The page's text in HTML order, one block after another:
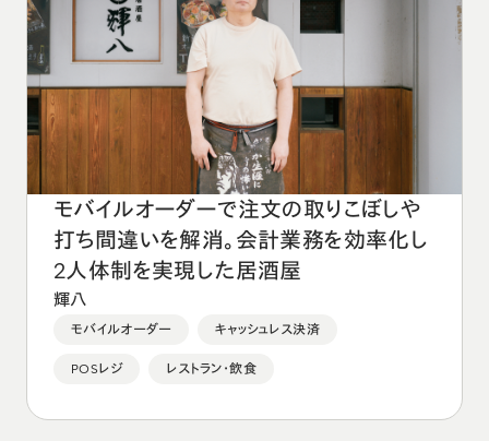
モバイルオーダーで注文の取りこぼしや
打ち間違いを解消。会計業務を効率化し
2人体制を実現した居酒屋
輝八
モバイルオーダー キャッシュレス決済
POSレジ レストラン・飲食